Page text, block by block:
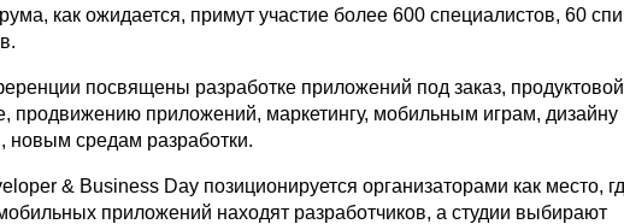
как ожидается, примут участие более 600 специалистов, 60
посвящены разработке приложений под заказ, продуктовой
продвижению приложений, маркетингу, мобильным играм, дизайну
новым средам разработки.
& Business Day позиционируется организаторами как место,
приложений находят разработчиков, а студии выбирают